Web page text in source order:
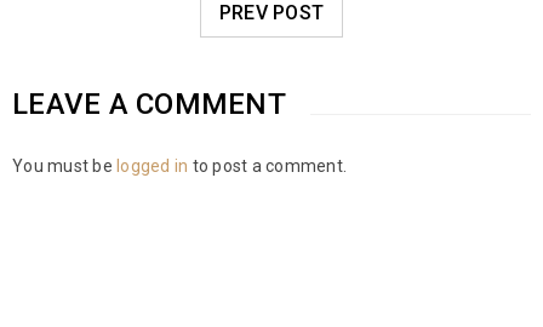
PREV POST
LEAVE A COMMENT
You must be logged in to post a comment.